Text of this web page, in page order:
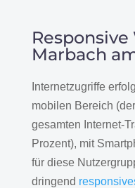
Marbach
Internetzugriffe
mobilen Bereich
gesamten Internet-
Prozent), mit
für diese
dringend